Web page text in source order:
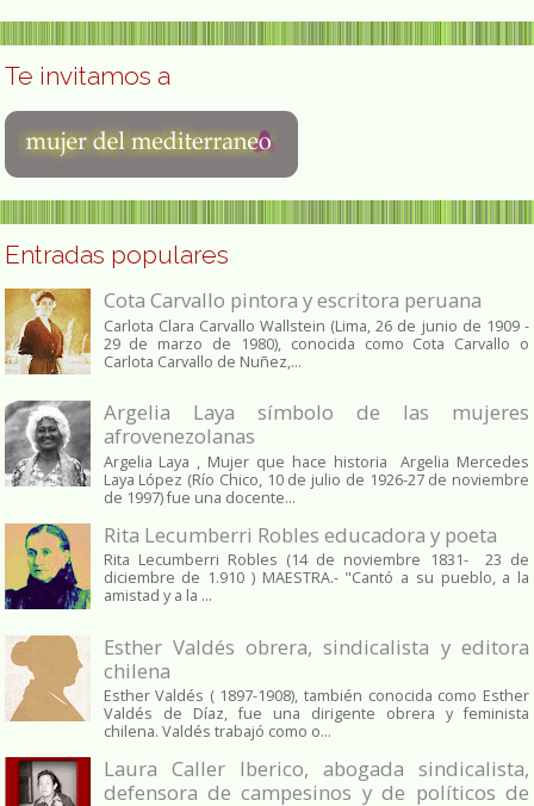
Te invitamos a
Entradas populares
Cota Carvallo pintora y escritora peruana
Carlota Clara Carvallo Wallstein (Lima, 26 de junio de 1909 -
29 de marzo de 1980), conocida como Cota Carvallo o
Carlota Carvallo de Nuñez,...
Argelia Laya símbolo de las mujeres
afrovenezolanas
Argelia Laya , Mujer que hace historia Argelia Mercedes
Laya López (Río Chico, 10 de julio de 1926-27 de noviembre
de 1997) fue una docente...
Rita Lecumberri Robles educadora y poeta
Rita Lecumberri Robles (14 de noviembre 1831- 23 de
diciembre de 1.910 ) MAESTRA.- "Cantó a su pueblo, a la
amistad y a la ...
Esther Valdés obrera, sindicalista y editora
chilena
Esther Valdés ( 1897-1908), también conocida como Esther
Valdés de Díaz, fue una dirigente obrera y feminista
chilena. Valdés trabajó como o...
Laura Caller Iberico, abogada sindicalista,
defensora de campesinos y de políticos de